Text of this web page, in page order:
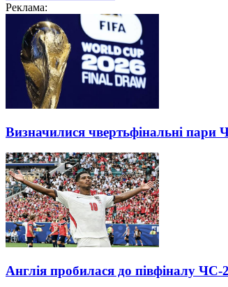
Реклама:
Визначилися чвертьфінальні пари
Англія пробилася до півфіналу